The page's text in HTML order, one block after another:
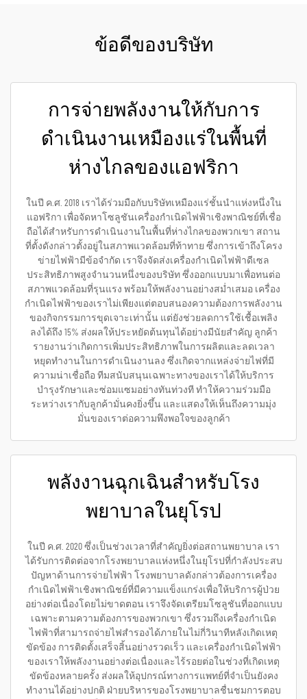
ข้อดีของบริษัท
การจ่ายพลังงานให้กับการ
ดำเนินงานเหมืองแร่ในพื้นที่
ห่างไกลของแอฟริกา
ในปี ค.ศ. 2018 เราได้ร่วมมือกับบริษัทเหมืองแร่ชั้นนำแห่งหนึ่งใน
แอฟริกา เพื่อจัดหาโซลูชันเครื่องกำเนิดไฟฟ้าเชิงพาณิชย์ที่เชื่อ
ถือได้สำหรับการดำเนินงานในพื้นที่ห่างไกลของพวกเขา สถาน
ที่ตั้งดังกล่าวตั้งอยู่ในสภาพแวดล้อมที่ท้าทาย ซึ่งการเข้าถึงโครง
ข่ายไฟฟ้ามีข้อจำกัด เราจึงจัดส่งเครื่องกำเนิดไฟฟ้าดีเซล
ประสิทธิภาพสูงจำนวนหนึ่งของบริษัท ซึ่งออกแบบมาเพื่อทนต่อ
สภาพแวดล้อมที่รุนแรง พร้อมให้พลังงานอย่างสม่ำเสมอ เครื่อง
กำเนิดไฟฟ้าของเราไม่เพียงแต่ตอบสนองความต้องการพลังงาน
ของกิจกรรมการขุดเจาะเท่านั้น แต่ยังช่วยลดการใช้เชื้อเพลิง
ลงได้ถึง 15% ส่งผลให้ประหยัดต้นทุนได้อย่างมีนัยสำคัญ ลูกค้า
รายงานว่าเกิดการเพิ่มประสิทธิภาพในการผลิตและลดเวลา
หยุดทำงานในการดำเนินงานลง ซึ่งเกิดจากแหล่งจ่ายไฟที่มี
ความน่าเชื่อถือ ทีมสนับสนุนเฉพาะทางของเราได้ให้บริการ
บำรุงรักษาและซ่อมแซมอย่างทันท่วงที ทำให้ความร่วมมือ
ระหว่างเรากับลูกค้ามั่นคงยิ่งขึ้น และแสดงให้เห็นถึงความมุ่ง
มั่นของเราต่อความพึงพอใจของลูกค้า
พลังงานฉุกเฉินสำหรับโรง
พยาบาลในยุโรป
ในปี ค.ศ. 2020 ซึ่งเป็นช่วงเวลาที่สำคัญยิ่งต่อสถานพยาบาล เรา
ได้รับการติดต่อจากโรงพยาบาลแห่งหนึ่งในยุโรปที่กำลังประสบ
ปัญหาด้านการจ่ายไฟฟ้า โรงพยาบาลดังกล่าวต้องการเครื่อง
กำเนิดไฟฟ้าเชิงพาณิชย์ที่มีความแข็งแกร่งเพื่อให้บริการผู้ป่วย
อย่างต่อเนื่องโดยไม่ขาดตอน เราจึงจัดเตรียมโซลูชันที่ออกแบบ
เฉพาะตามความต้องการของพวกเขา ซึ่งรวมถึงเครื่องกำเนิด
ไฟฟ้าที่สามารถจ่ายไฟสำรองได้ภายในไม่กี่วินาทีหลังเกิดเหตุ
ขัดข้อง การติดตั้งเสร็จสิ้นอย่างรวดเร็ว และเครื่องกำเนิดไฟฟ้า
ของเราให้พลังงานอย่างต่อเนื่องและไร้รอยต่อในช่วงที่เกิดเหตุ
ขัดข้องหลายครั้ง ส่งผลให้อุปกรณ์ทางการแพทย์ที่จำเป็นยังคง
ทำงานได้อย่างปกติ ฝ่ายบริหารของโรงพยาบาลชื่นชมการตอบ